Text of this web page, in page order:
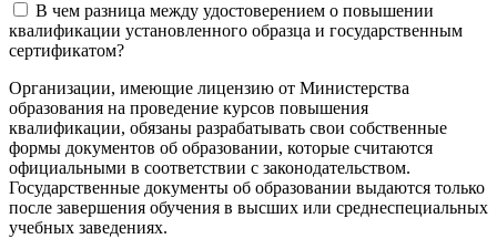
В чем разница между удостоверением о повышении
квалификации установленного образца и государственным
сертификатом?
Организации, имеющие лицензию от Министерства
образования на проведение курсов повышения
квалификации, обязаны разрабатывать свои собственные
формы документов об образовании, которые считаются
официальными в соответствии с законодательством.
Государственные документы об образовании выдаются только
после завершения обучения в высших или среднеспециальных
учебных заведениях.